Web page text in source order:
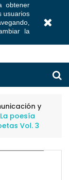
obtener
usuarios
la
y
poesía
Vol. 3